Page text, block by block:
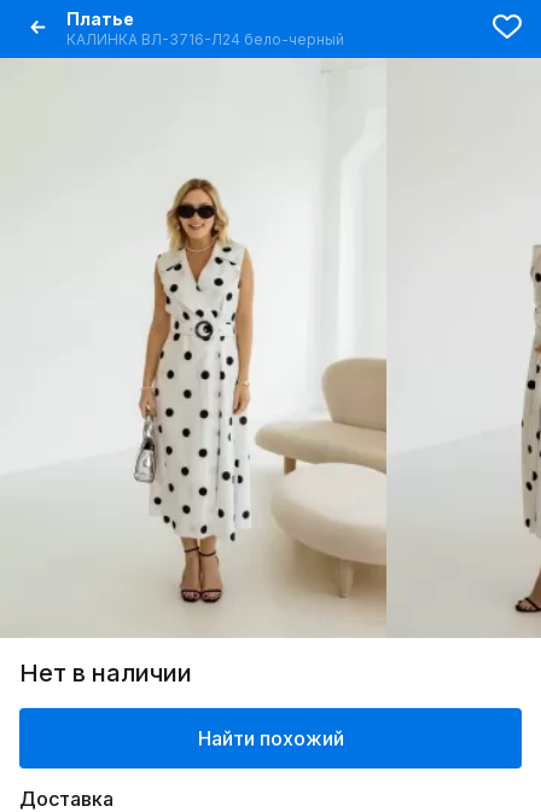
Платье
КАЛИНКА ВЛ-3716-Л24 бело-черный
Нет в наличии
Найти похожий
Доставка